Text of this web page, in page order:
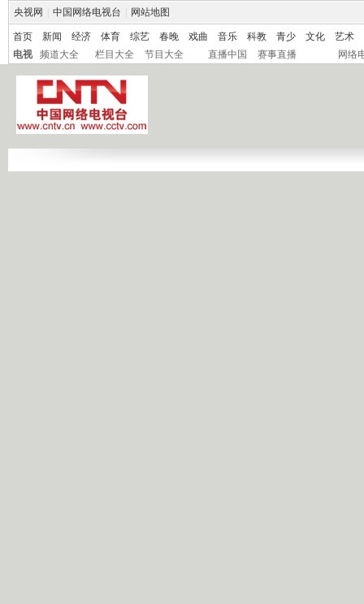
央视网 中国网络电视台 网站地图
首页 新闻 经济 体育 综艺 春晚 戏曲 音乐 科教 青少 文化
艺术
电视
频道大全 栏目大全 节目大全 直播中国 赛事直播 网络